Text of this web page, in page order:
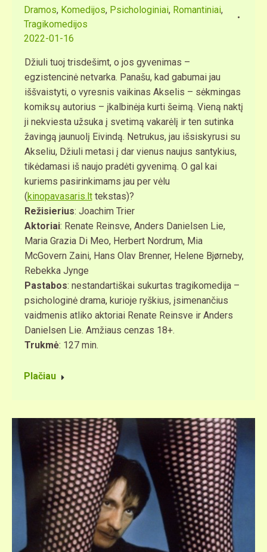
Dramos, Komedijos, Psichologiniai, Romantiniai,
Tragikomedijos
2022-01-16
Džiuli tuoj trisdešimt, o jos gyvenimas –
egzistencinė netvarka. Panašu, kad gabumai jau
iššvaistyti, o vyresnis vaikinas Akselis – sėkmingas
komiksų autorius – įkalbinėja kurti šeimą. Vieną naktį
ji nekviesta užsuka į svetimą vakarėlį ir ten sutinka
žavingą jaunuolį Eivindą. Netrukus, jau išsiskyrusi su
Akseliu, Džiuli metasi į dar vienus naujus santykius,
tikėdamasi iš naujo pradėti gyvenimą. O gal kai
kuriems pasirinkimams jau per vėlu
(kinopavasaris.lttekstas)?
Režisierius: Joachim Trier
Aktoriai: Renate Reinsve, Anders Danielsen Lie,
Maria Grazia Di Meo, Herbert Nordrum, Mia
McGovern Zaini, Hans Olav Brenner, Helene Bjørneby,
Rebekka Jynge
Pastabos: nestandartiškai sukurtas tragikomedija –
psichologinė drama, kurioje ryškius, įsimenančius
vaidmenis atliko aktoriai Renate Reinsve ir Anders
Danielsen Lie. Amžiaus cenzas 18+.
Trukmė: 127 min.
Plačiau